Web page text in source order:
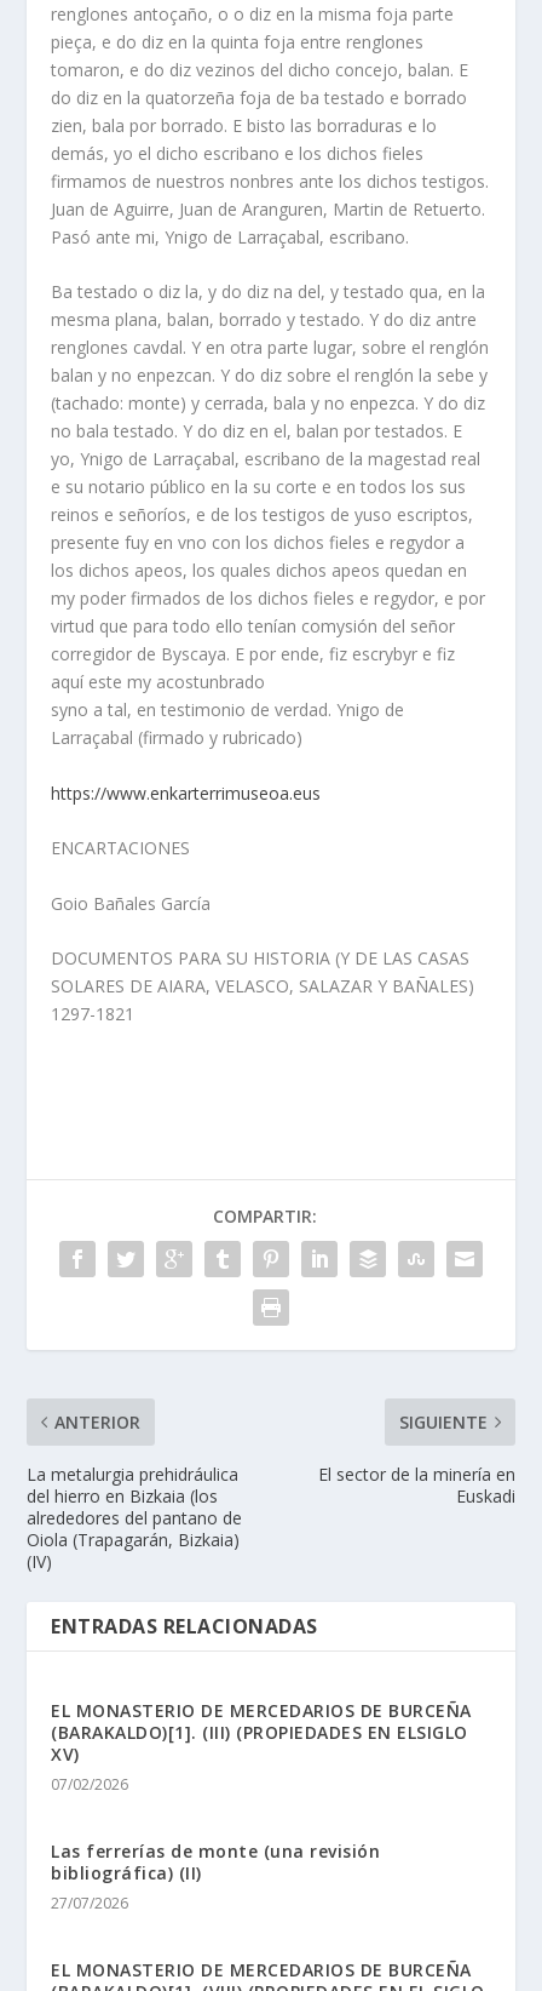
renglones antoçaño, o o diz en la misma foja parte
pieça, e do diz en la quinta foja entre renglones
tomaron, e do diz vezinos del dicho concejo, balan. E
do diz en la quatorzeña foja de ba testado e borrado
zien, bala por borrado. E bisto las borraduras e lo
demás, yo el dicho escribano e los dichos fieles
firmamos de nuestros nonbres ante los dichos testigos.
Juan de Aguirre, Juan de Aranguren, Martin de Retuerto.
Pasó ante mi, Ynigo de Larraçabal, escribano.
Ba testado o diz la, y do diz na del, y testado qua, en la
mesma plana, balan, borrado y testado. Y do diz antre
renglones cavdal. Y en otra parte lugar, sobre el renglón
balan y no enpezcan. Y do diz sobre el renglón la sebe y
(tachado: monte) y cerrada, bala y no enpezca. Y do diz
no bala testado. Y do diz en el, balan por testados. E
yo, Ynigo de Larraçabal, escribano de la magestad real
e su notario público en la su corte e en todos los sus
reinos e señoríos, e de los testigos de yuso escriptos,
presente fuy en vno con los dichos fieles e regydor a
los dichos apeos, los quales dichos apeos quedan en
my poder firmados de los dichos fieles e regydor, e por
virtud que para todo ello tenían comysión del señor
corregidor de Byscaya. E por ende, fiz escrybyr e fiz
aquí este my acostunbrado
syno a tal, en testimonio de verdad. Ynigo de
Larraçabal (firmado y rubricado)
https://www.enkarterrimuseoa.eus
ENCARTACIONES
Goio Bañales García
DOCUMENTOS PARA SU HISTORIA (Y DE LAS CASAS
SOLARES DE AIARA, VELASCO, SALAZAR Y BAÑALES)
1297-1821
COMPARTIR:
ANTERIOR
La metalurgia prehidráulica
del hierro en Bizkaia (los
alrededores del pantano de
Oiola (Trapagarán, Bizkaia)
(IV)
SIGUIENTE
El sector de la minerí­a en
Euskadi
ENTRADAS RELACIONADAS
EL MONASTERIO DE MERCEDARIOS DE BURCEÑA
(BARAKALDO)[1]. (III) (PROPIEDADES EN ELSIGLO
XV)
07/02/2026
Las ferrerías de monte (una revisión
bibliográfica) (II)
27/07/2026
EL MONASTERIO DE MERCEDARIOS DE BURCEÑA